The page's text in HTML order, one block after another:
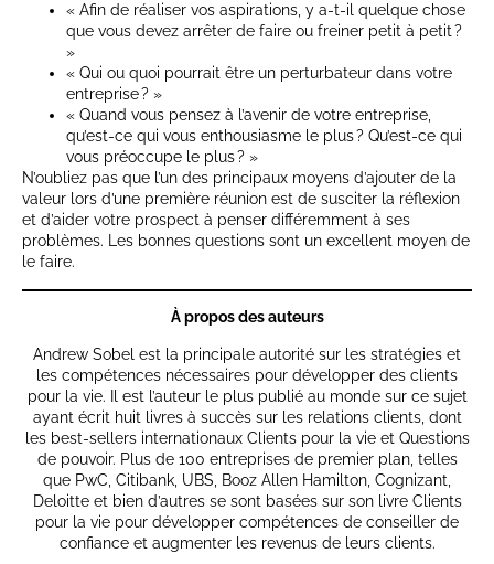
« Afin de réaliser vos aspirations, y a-t-il quelque chose
que vous devez arrêter de faire ou freiner petit à petit ?
»
« Qui ou quoi pourrait être un perturbateur dans votre
entreprise ? »
« Quand vous pensez à l’avenir de votre entreprise,
qu’est-ce qui vous enthousiasme le plus ? Qu’est-ce qui
vous préoccupe le plus ? »
N’oubliez pas que l’un des principaux moyens d’ajouter de la
valeur lors d’une première réunion est de susciter la réflexion
et d’aider votre prospect à penser différemment à ses
problèmes. Les bonnes questions sont un excellent moyen de
le faire.
À propos des auteurs
Andrew Sobel est la principale autorité sur les stratégies et
les compétences nécessaires pour développer des clients
pour la vie. Il est l’auteur le plus publié au monde sur ce sujet
ayant écrit huit livres à succès sur les relations clients, dont
les best-sellers internationaux Clients pour la vie et Questions
de pouvoir. Plus de 100 entreprises de premier plan, telles
que PwC, Citibank, UBS, Booz Allen Hamilton, Cognizant,
Deloitte et bien d’autres se sont basées sur son livre Clients
pour la vie pour développer compétences de conseiller de
confiance et augmenter les revenus de leurs clients.